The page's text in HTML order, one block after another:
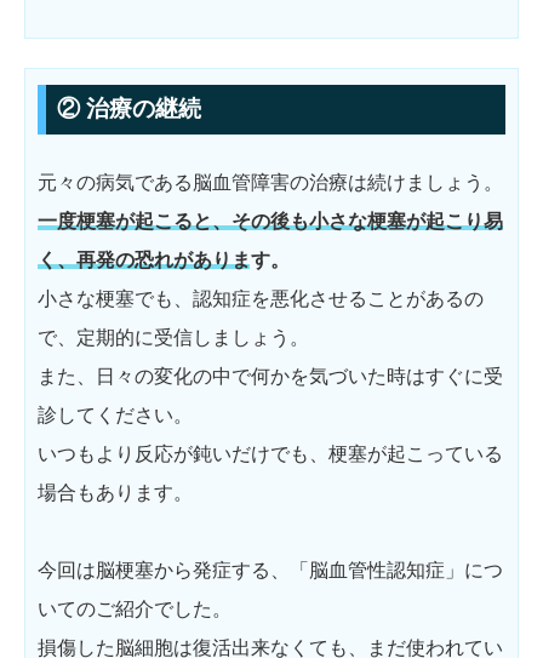
② 治療の継続
元々の病気である脳血管障害の治療は続けましょう。
一度梗塞が起こると、その後も小さな梗塞が起こり易
く、再発の恐れがあります。
小さな梗塞でも、認知症を悪化させることがあるの
で、定期的に受信しましょう。
また、日々の変化の中で何かを気づいた時はすぐに受
診してください。
いつもより反応が鈍いだけでも、梗塞が起こっている
場合もあります。
今回は脳梗塞から発症する、「脳血管性認知症」につ
いてのご紹介でした。
損傷した脳細胞は復活出来なくても、まだ使われてい